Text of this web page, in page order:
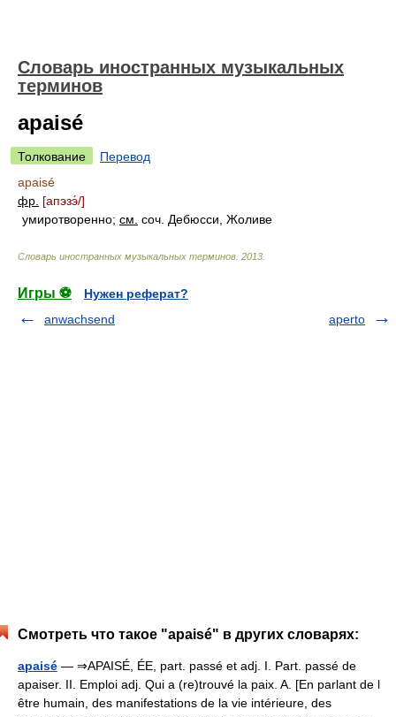
Словарь иностранных музыкальных
терминов
apaisé
Толкование
Перевод
apaisé
фр. [апэзэ́/]
умиротворенно; см. соч. Дебюсси, Жоливе
Словарь иностранных музыкальных терминов 2013
Игры ⚽
Нужен реферат?
anwachsend
aperto
Смотреть что такое "apaisé" в других словарях:
apaisé — ⇒APAISÉ, ÉE, part. passé et adj. I. Part. passé de
apaiser. II. Emploi adj. Qui a (re)trouvé la paix. A. [En parlant de l
être humain, des manifestations de la vie intérieure, des